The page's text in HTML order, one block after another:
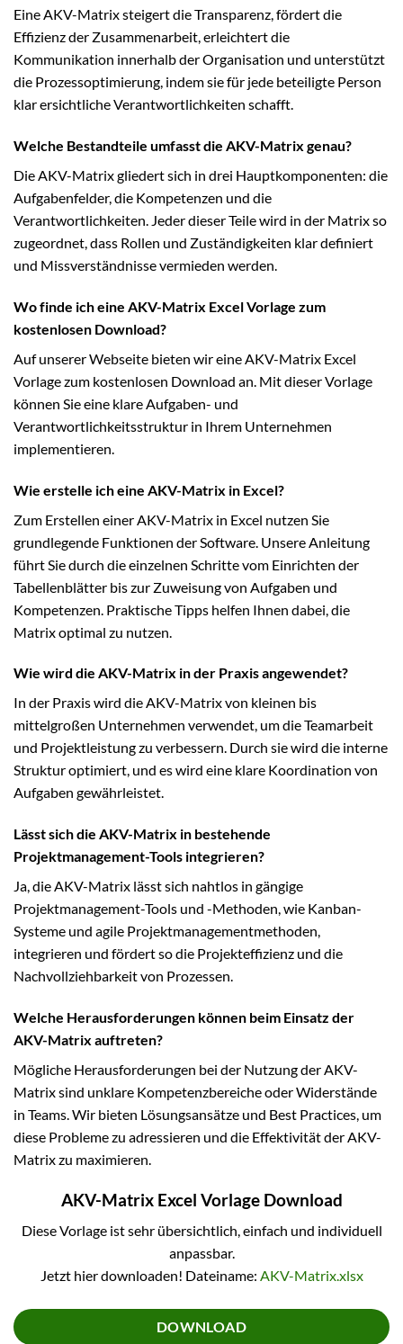
Eine AKV-Matrix steigert die Transparenz, fördert die
Effizienz der Zusammenarbeit, erleichtert die
Kommunikation innerhalb der Organisation und unterstützt
die Prozessoptimierung, indem sie für jede beteiligte Person
klar ersichtliche Verantwortlichkeiten schafft.
Welche Bestandteile umfasst die AKV-Matrix genau?
Die AKV-Matrix gliedert sich in drei Hauptkomponenten: die
Aufgabenfelder, die Kompetenzen und die
Verantwortlichkeiten. Jeder dieser Teile wird in der Matrix so
zugeordnet, dass Rollen und Zuständigkeiten klar definiert
und Missverständnisse vermieden werden.
Wo finde ich eine AKV-Matrix Excel Vorlage zum
kostenlosen Download?
Auf unserer Webseite bieten wir eine AKV-Matrix Excel
Vorlage zum kostenlosen Download an. Mit dieser Vorlage
können Sie eine klare Aufgaben- und
Verantwortlichkeitsstruktur in Ihrem Unternehmen
implementieren.
Wie erstelle ich eine AKV-Matrix in Excel?
Zum Erstellen einer AKV-Matrix in Excel nutzen Sie
grundlegende Funktionen der Software. Unsere Anleitung
führt Sie durch die einzelnen Schritte vom Einrichten der
Tabellenblätter bis zur Zuweisung von Aufgaben und
Kompetenzen. Praktische Tipps helfen Ihnen dabei, die
Matrix optimal zu nutzen.
Wie wird die AKV-Matrix in der Praxis angewendet?
In der Praxis wird die AKV-Matrix von kleinen bis
mittelgroßen Unternehmen verwendet, um die Teamarbeit
und Projektleistung zu verbessern. Durch sie wird die interne
Struktur optimiert, und es wird eine klare Koordination von
Aufgaben gewährleistet.
Lässt sich die AKV-Matrix in bestehende
Projektmanagement-Tools integrieren?
Ja, die AKV-Matrix lässt sich nahtlos in gängige
Projektmanagement-Tools und -Methoden, wie Kanban-
Systeme und agile Projektmanagementmethoden,
integrieren und fördert so die Projekteffizienz und die
Nachvollziehbarkeit von Prozessen.
Welche Herausforderungen können beim Einsatz der
AKV-Matrix auftreten?
Mögliche Herausforderungen bei der Nutzung der AKV-
Matrix sind unklare Kompetenzbereiche oder Widerstände
in Teams. Wir bieten Lösungsansätze und Best Practices, um
diese Probleme zu adressieren und die Effektivität der AKV-
Matrix zu maximieren.
AKV-Matrix Excel Vorlage Download
Diese Vorlage ist sehr übersichtlich, einfach und individuell
anpassbar.
Jetzt hier downloaden! Dateiname: AKV-Matrix.xlsx
DOWNLOAD